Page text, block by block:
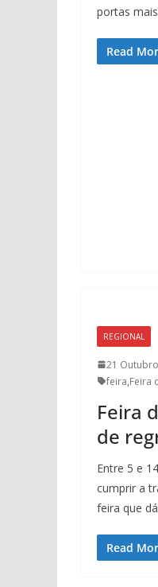
portas
Read
REGIONAL
21
feira,Feira
Feira
de
Entre 5 e
cumprir a
feira que
Read